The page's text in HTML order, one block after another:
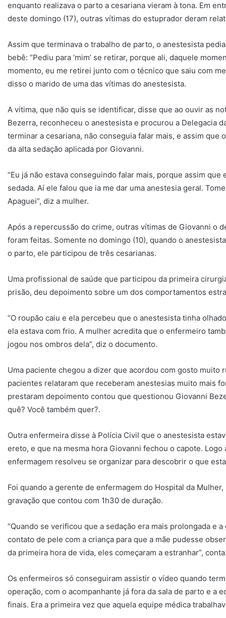
enquanto realizava o parto a cesariana vieram à tona. Em
deste domingo (17), outras vítimas do estuprador deram
Assim que terminava o trabalho de parto, o anestesista
bebê: “Pediu para ‘mim’ se retirar, porque ali, daquele
momento, eu me retirei junto com o técnico que saiu com
disso o marido de uma das vítimas do anestesista.
A vítima, que não quis se identificar, disse que ao ouvir as
Bezerra, reconheceu o anestesista e procurou a Delegacia
terminar a cesariana, não conseguia falar mais, e assim que
da alta sedação aplicada por Giovanni.
“Eu já não estava conseguindo falar mais, porque assim
sedada. Aí ele falou que ia me dar uma anestesia geral.
Apaguei”, diz a mulher.
Após a repercussão do crime, outras vítimas de Giovanni o
foram feitas. Somente no domingo (10), quando o
o parto, ele participou de três cesarianas.
Uma profissional de saúde que participou da primeira
prisão, deu depoimento sobre um dos comportamentos
“O roupão caiu e ela percebeu que o anestesista tinha
ela estava com frio. A mulher acredita que o enfermeiro
jogou nos ombros dela”, diz o documento.
Uma paciente chegou a dizer que acordou com gosto muito
pacientes relataram que receberam anestesias muito mais
prestaram depoimento contou que questionou Giovanni
quê? Você também quer?.
Outra enfermeira disse à Polícia Civil que o anestesista
ereto, e que na mesma hora Giovanni fechou o capote.
enfermagem resolveu se organizar para descobrir o que
Foi quando a gerente de enfermagem do Hospital da
gravação que contou com 1h30 de duração.
“Quando se verificou que a sedação era mais prolongada e
contato de pele com a criança para que a mãe pudesse
da primeira hora de vida, eles começaram a estranhar”,
Os enfermeiros só conseguiram assistir o vídeo quando
operação, com o acompanhante já fora da sala de parto e a
finais. Era a primeira vez que aquela equipe médica